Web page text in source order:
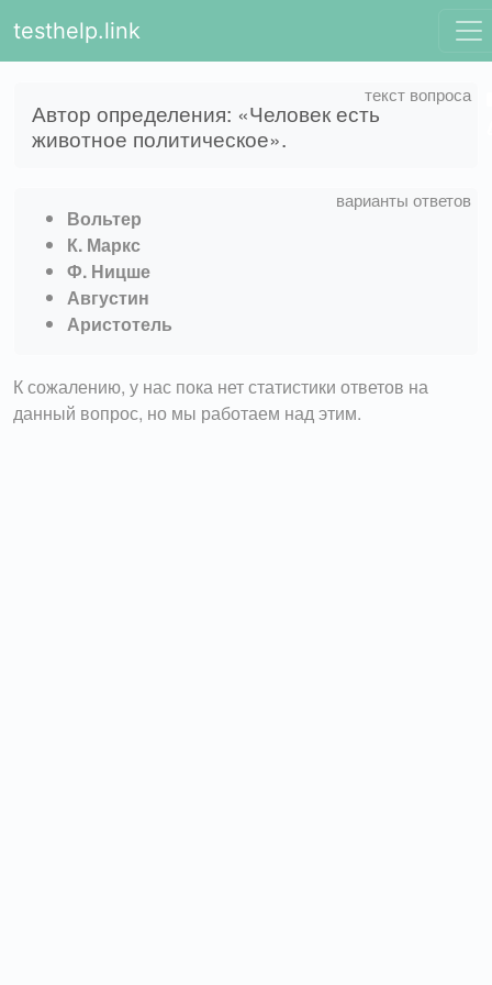
testhelp.link
Автор определения: «Человек есть
животное политическое».
Вольтер
К. Маркс
Ф. Ницше
Августин
Аристотель
К сожалению, у нас пока нет статистики ответов на
данный вопрос, но мы работаем над этим.